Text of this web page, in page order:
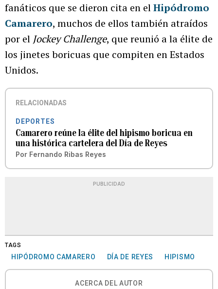
fanáticos que se dieron cita en elHipódromo
Camarero, muchos de ellos también atraídos
por el Jockey Challenge, que reunió a la élite de
los jinetes boricuas que compiten en Estados
Unidos.
RELACIONADAS
DEPORTES
Camarero reúne la élite del hipismo boricua en
una histórica cartelera del Día de Reyes
Por Fernando Ribas Reyes
PUBLICIDAD
TAGS
HIPÓDROMO CAMARERO DÍA DE REYES HIPISMO
ACERCA DEL AUTOR